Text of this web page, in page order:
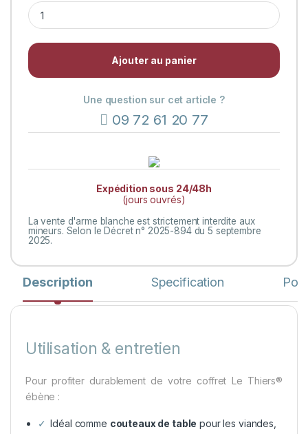
Coffret 6 couteaux de table Le Thiers®
Ajouter au panier
Une question sur cet article ?
09 72 61 20 77
Expédition sous 24/48h
(jours ouvrés)
La vente d'arme blanche est strictement interdite aux
mineurs. Selon le Décret n° 2025-894 du 5 septembre
2025.
Description Specification
Utilisation & entretien
Pour profiter durablement de votre coffret Le Thiers®
ébène :
Idéal comme couteaux de table pour les viandes,